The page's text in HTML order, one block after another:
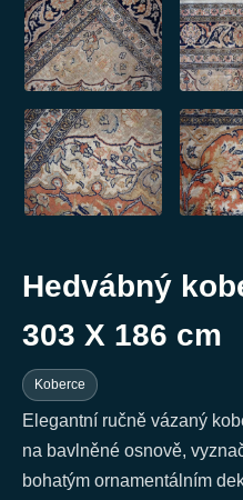
Hedvábný
303 X 186 cm
Koberce
Elegantní ručně vázaný
na bavlněné osnově,
bohatým ornamentálním